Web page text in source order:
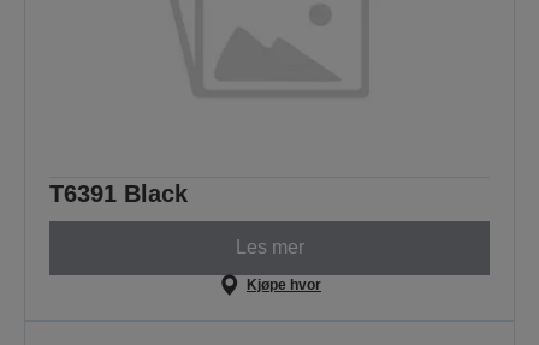
T6391 Black
Les mer
Kjøpe hvor